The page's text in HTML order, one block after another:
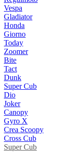
Vespa
Gladiator
Honda
Giorno
Today
Zoomer
Bite
Tact
Dunk
Super Cub
Dio
Joker
Canopy
Gyro X
Crea Scoopy
Cross Cub
Super Cub